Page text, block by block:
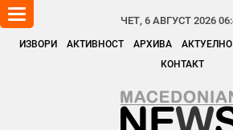
ЧЕТ, 6 АВГУСТ 2026
ИЗВОРИ АКТИВНОСТ АРХИВА АКТУЕЛНО
КОНТАКТ
Toggle
navigation